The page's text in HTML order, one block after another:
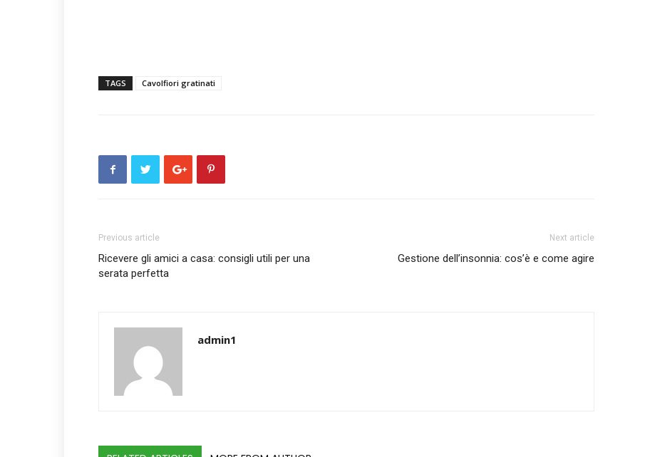
TAGS Cavolfiori gratinati
Previous article
Ricevere gli amici a casa: consigli utili per una
serata perfetta
Next article
Gestione dell’insonnia: cos’è e come agire
admin1